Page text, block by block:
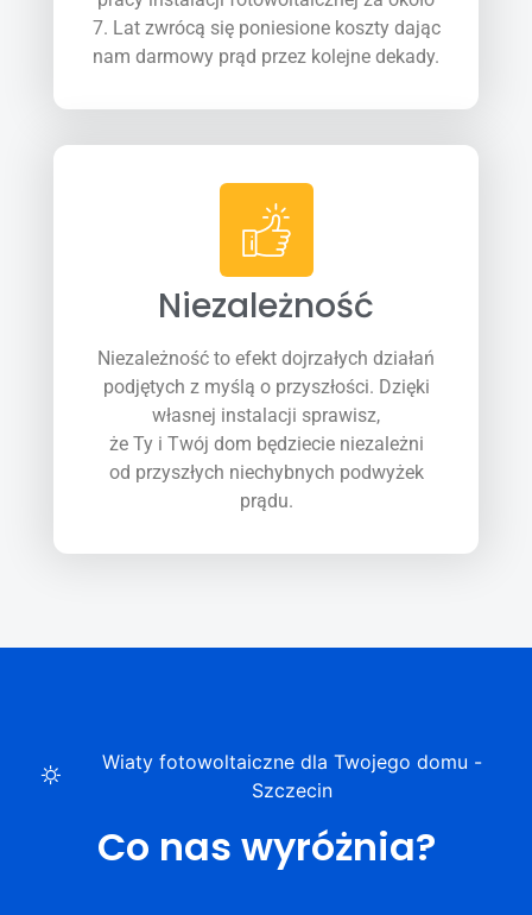
7. Lat zwrócą się poniesione koszty dając
nam darmowy prąd przez kolejne dekady.
Niezależność
Niezależność to efekt dojrzałych działań
podjętych z myślą o przyszłości. Dzięki
własnej instalacji sprawisz,
że Ty i Twój dom będziecie niezależni
od przyszłych niechybnych podwyżek
prądu.
Wiaty fotowoltaiczne dla Twojego domu -
Szczecin
Co nas wyróżnia?